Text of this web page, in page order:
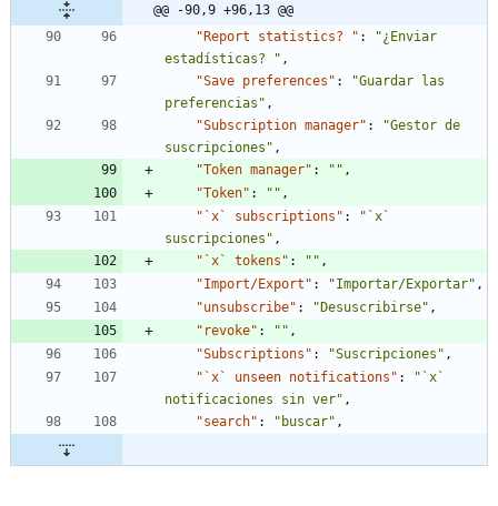
@@ -90,9 +96,13 @@
"Report statistics? " :
"¿Enviar
estadísticas? " ,
"Save preferences" :
"Guardar las
preferencias" ,
"Subscription manager" :
"Gestor de
suscripciones" ,
"Token manager" : "" ,
"Token" : "" ,
"`x` subscriptions" :
"`x`
suscripciones" ,
"`x` tokens" : "" ,
"Import/Export" : "Importar/Exportar" ,
"unsubscribe" : "Desuscribirse" ,
"revoke" : "" ,
"Subscriptions" : "Suscripciones" ,
"`x` unseen notifications" :
"`x`
notificaciones sin ver" ,
"search" : "buscar" ,